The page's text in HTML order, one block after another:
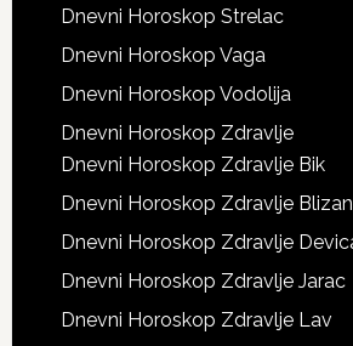
Dnevni Horoskop Strelac
Dnevni Horoskop Vaga
Dnevni Horoskop Vodolija
Dnevni Horoskop Zdravlje
Dnevni Horoskop Zdravlje Bik
Dnevni Horoskop Zdravlje
Dnevni Horoskop Zdravlje
Dnevni Horoskop Zdravlje Jarac
Dnevni Horoskop Zdravlje Lav